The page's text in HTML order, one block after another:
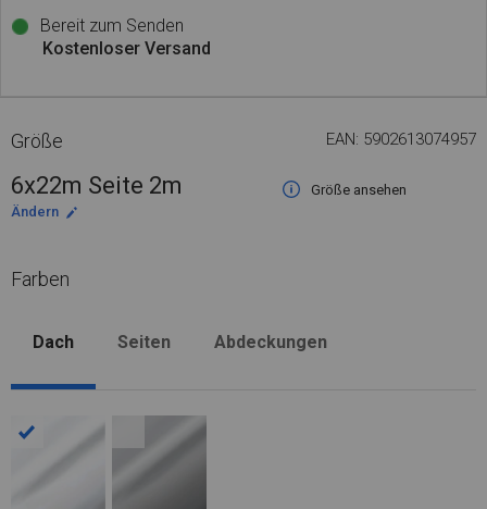
Bereit zum Senden
Kostenloser Versand
Größe EAN: 5902613074957
6x22m Seite 2m
Größe ansehen
Ändern
Farben
Dach Seiten Abdeckungen